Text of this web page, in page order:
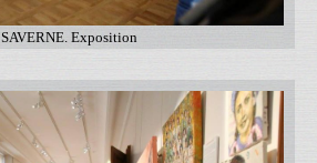
SAVERNE. Exposition